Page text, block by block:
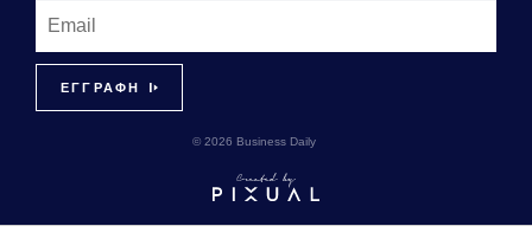
© 2026 Business Daily